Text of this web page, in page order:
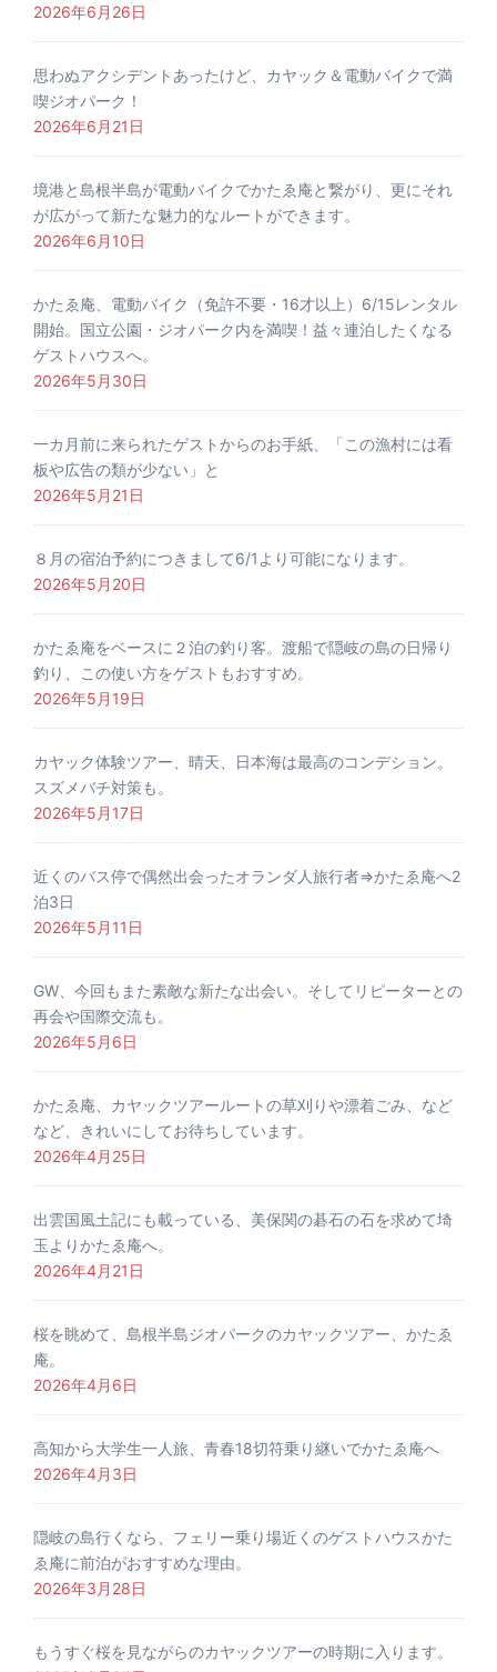
2026年6月26日
思わぬアクシデントあったけど、カヤック＆電動バイクで満
喫ジオパーク！
2026年6月21日
境港と島根半島が電動バイクでかたゑ庵と繋がり、更にそれ
が広がって新たな魅力的なルートができます。
2026年6月10日
かたゑ庵、電動バイク（免許不要・16才以上）6/15レンタル
開始。国立公園・ジオパーク内を満喫！益々連泊したくなる
ゲストハウスへ。
2026年5月30日
一カ月前に来られたゲストからのお手紙、「この漁村には看
板や広告の類が少ない」と
2026年5月21日
８月の宿泊予約につきまして6/1より可能になります。
2026年5月20日
かたゑ庵をベースに２泊の釣り客。渡船で隠岐の島の日帰り
釣り、この使い方をゲストもおすすめ。
2026年5月19日
カヤック体験ツアー、晴天、日本海は最高のコンデション。
スズメバチ対策も。
2026年5月17日
近くのバス停で偶然出会ったオランダ人旅行者⇒かたゑ庵へ2
泊3日
2026年5月11日
GW、今回もまた素敵な新たな出会い。そしてリピーターとの
再会や国際交流も。
2026年5月6日
かたゑ庵、カヤックツアールートの草刈りや漂着ごみ、など
など、きれいにしてお待ちしています。
2026年4月25日
出雲国風土記にも載っている、美保関の碁石の石を求めて埼
玉よりかたゑ庵へ。
2026年4月21日
桜を眺めて、島根半島ジオパークのカヤックツアー、かたゑ
庵。
2026年4月6日
高知から大学生一人旅、青春18切符乗り継いでかたゑ庵へ
2026年4月3日
隠岐の島行くなら、フェリー乗り場近くのゲストハウスかた
ゑ庵に前泊がおすすめな理由。
2026年3月28日
もうすぐ桜を見ながらのカヤックツアーの時期に入ります。